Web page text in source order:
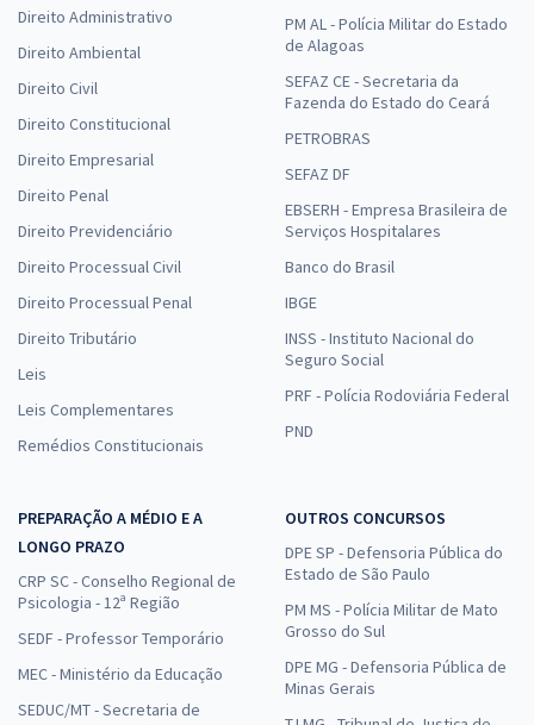
Direito Administrativo
Direito Ambiental
Direito Civil
Direito Constitucional
Direito Empresarial
Direito Penal
Direito Previdenciário
Direito Processual Civil
Direito Processual Penal
Direito Tributário
Leis
Leis Complementares
Remédios Constitucionais
PM AL - Polícia Militar do Estado
de Alagoas
SEFAZ CE - Secretaria da
Fazenda do Estado do Ceará
PETROBRAS
SEFAZ DF
EBSERH - Empresa Brasileira de
Serviços Hospitalares
Banco do Brasil
IBGE
INSS - Instituto Nacional do
Seguro Social
PRF - Polícia Rodoviária Federal
PND
PREPARAÇÃO A MÉDIO E A
LONGO PRAZO
CRP SC - Conselho Regional de
Psicologia - 12ª Região
SEDF - Professor Temporário
MEC - Ministério da Educação
SEDUC/MT - Secretaria de
OUTROS CONCURSOS
DPE SP - Defensoria Pública do
Estado de São Paulo
PM MS - Polícia Militar de Mato
Grosso do Sul
DPE MG - Defensoria Pública de
Minas Gerais